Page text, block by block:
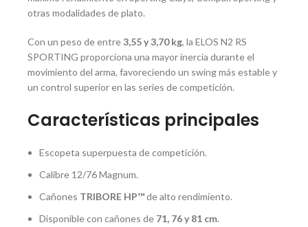
otras modalidades de plato.
Con un peso de entre3,55 y 3,70 kg, la ELOS N2 RS
SPORTING proporciona una mayor inercia durante el
movimiento del arma, favoreciendo un swing más estable y
un control superior en las series de competición.
Características principales
Escopeta superpuesta de competición.
Calibre 12/76 Magnum.
Cañones TRIBORE HP™de alto rendimiento.
Disponible con cañones de 71, 76 y 81 cm.